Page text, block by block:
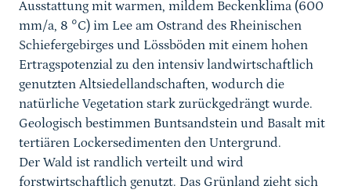
Ausstattung mit warmen, mildem Beckenklima (600
mm/a, 8 °C) im Lee am Ostrand des Rheinischen
Schiefergebirges und Lössböden mit einem hohen
Ertragspotenzial zu den intensiv landwirtschaftlich
genutzten Altsiedellandschaften, wodurch die
natürliche Vegetation stark zurückgedrängt wurde.
Geologisch bestimmen Buntsandstein und Basalt mit
tertiären Lockersedimenten den Untergrund.
Der Wald ist randlich verteilt und wird
forstwirtschaftlich genutzt. Das Grünland zieht sich